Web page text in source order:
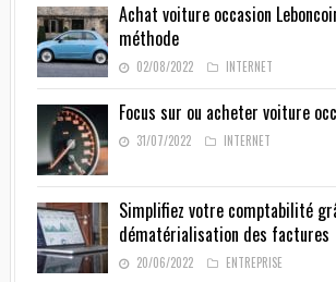
Achat voiture occasion
méthode
02/08/2022 INTERNET
Focus sur ou acheter voiture
31/07/2022 INTERNET
Simplifiez votre comptabilité
dématérialisation des factures
20/06/2022 ENTREPRISE